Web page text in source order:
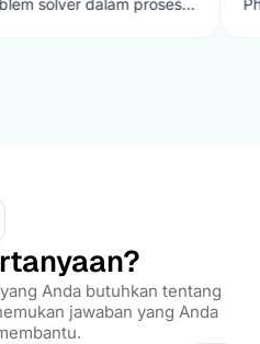
Anda butuhkan tentang
jawaban yang Anda